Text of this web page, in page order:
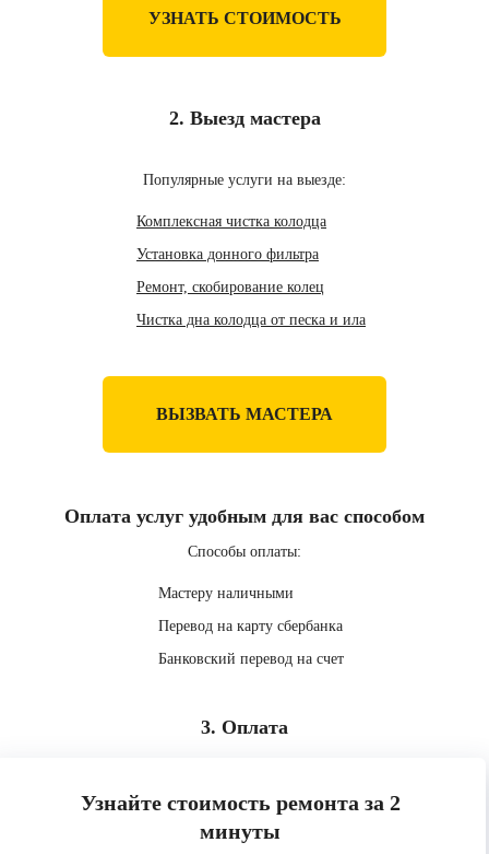
УЗНАТЬ СТОИМОСТЬ
2. Выезд мастера
Популярные услуги на выезде:
Комплексная чистка колодца
Установка донного фильтра
Ремонт, скобирование колец
Чистка дна колодца от песка и ила
ВЫЗВАТЬ МАСТЕРА
3. Оплата
Узнайте стоимость ремонта за 2
минуты
Оплата услуг удобным для вас способом
Способы оплаты:
Мастеру наличными
Перевод на карту сбербанка
Банковский перевод на счет